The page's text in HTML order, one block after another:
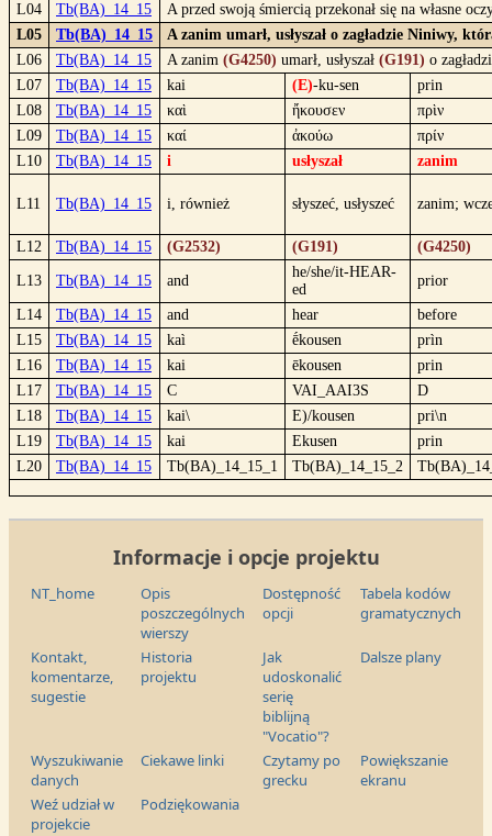
L04
Tb(BA)_14_15
A przed swoją śmiercią przekonał się na własne
L05
Tb(BA)_14_15
A zanim umarł, usłyszał o zagładzie Niniwy,
L06
Tb(BA)_14_15 A zanim (G4250) umarł, usłyszał (G191) o
L07
Tb(BA)_14_15 kai (E)-ku-sen
prin
L08
Tb(BA)_14_15 καὶ ἤκουσεν
πρὶν
L09
Tb(BA)_14_15 καί ἀκούω
πρίν
L10
Tb(BA)_14_15 i usłyszał zanim
L11 Tb(BA)_14_15 i, również słyszeć, usłyszeć zanim;
L12 Tb(BA)_14_15 (G2532) (G191) (G4250)
L13 Tb(BA)_14_15 and
he/she/it-HEAR-
ed
prior
L14 Tb(BA)_14_15 and hear
before
L15
Tb(BA)_14_15 kaì ḗkousen
prìn
L16
Tb(BA)_14_15 kai ēkousen
prin
L17
Tb(BA)_14_15 C VAI_AAI3S
D
L18
Tb(BA)_14_15 kai\ E)/kousen
pri\n
L19
Tb(BA)_14_15 kai Ekusen
prin
L20
Tb(BA)_14_15 Tb(BA)_14_15_1 Tb(BA)_14_15_2
Informacje i opcje projektu
NT_home
Opis
poszczególnych
wierszy
Dostępność
opcji
Tabela kodów
gramatycznych
Kontakt,
komentarze,
sugestie
Historia
projektu
Jak
udoskonalić
serię
biblijną
"Vocatio"?
Dalsze plany
Wyszukiwanie
danych
Ciekawe linki
Czytamy po
grecku
Powiększanie
ekranu
Weź udział w
projekcie
Podziękowania